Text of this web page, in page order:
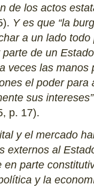
de los actos
Y es que “la
a un lado todo
de un
veces las manos
el poder para
sus
p. 17).
y el mercado
externos al
en parte
y la